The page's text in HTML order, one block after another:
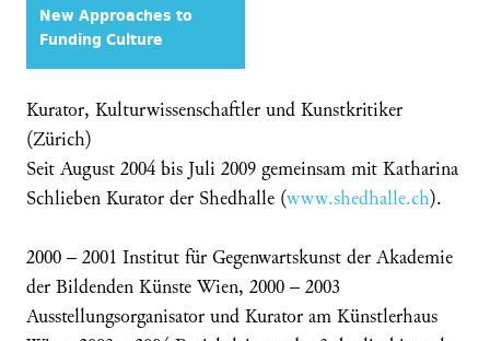
New Approaches to
Funding Culture
Kurator, Kulturwissenschaftler und Kunstkritiker
(Zürich)
Seit August 2004 bis Juli 2009 gemeinsam mit Katharina
Schlieben Kurator der Shedhalle (www.shedhalle.ch).
2000 – 2001 Institut für Gegenwartskunst der Akademie
der Bildenden Künste Wien, 2000 – 2003
Ausstellungsorganisator und Kurator am Künstlerhaus